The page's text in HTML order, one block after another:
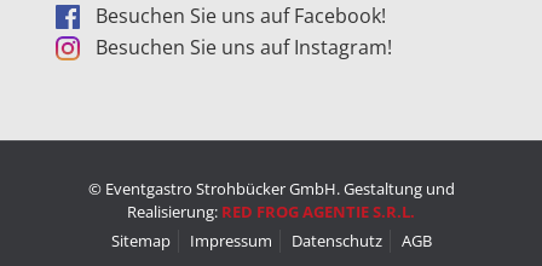
Besuchen Sie uns auf Facebook!
Besuchen Sie uns auf Instagram!
© Eventgastro Strohbücker GmbH. Gestaltung und
Realisierung: RED FROG AGENTIE S.R.L.
Sitemap
Impressum Datenschutz AGB